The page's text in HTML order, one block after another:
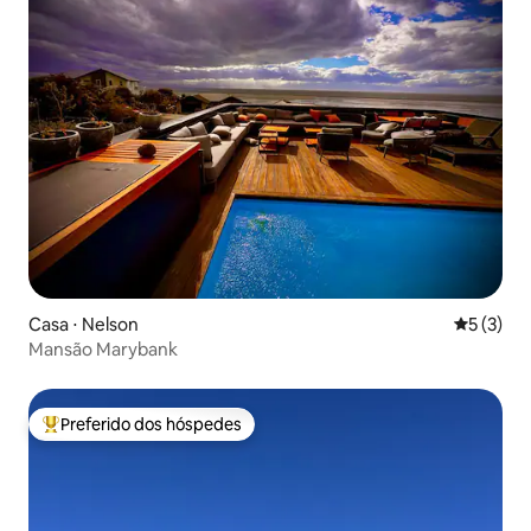
Casa ⋅ Nelson 5 de
5 (3)
Mansão Marybank
Entre os melhores preferidos dos hóspedes
Preferido dos hóspedes